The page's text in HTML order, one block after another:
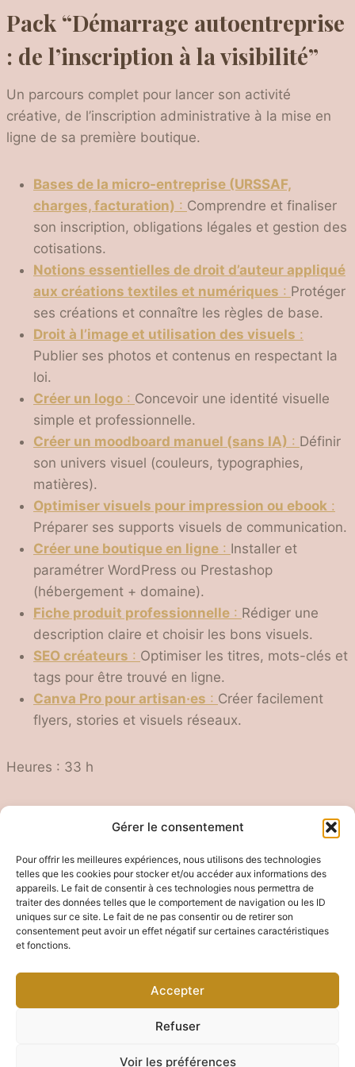
Gérer le consentement
Pour offrir les meilleures expériences, nous utilisons des technologies
telles que les cookies pour stocker et/ou accéder aux informations des
appareils. Le fait de consentir à ces technologies nous permettra de
traiter des données telles que le comportement de navigation ou les ID
uniques sur ce site. Le fait de ne pas consentir ou de retirer son
consentement peut avoir un effet négatif sur certaines caractéristiques
et fonctions.
Accepter
Refuser
Voir les préférences
Pack “Démarrage autoentreprise
: de l’inscription à la visibilité”
Un parcours complet pour lancer son activité
créative, de l’inscription administrative à la mise en
ligne de sa première boutique.
Bases de la micro-entreprise (URSSAF,
charges, facturation) : Comprendre et finaliser
son inscription, obligations légales et gestion des
cotisations.
Notions essentielles de droit d’auteur appliqué
aux créations textiles et numériques : Protéger
ses créations et connaître les règles de base.
Droit à l’image et utilisation des visuels :
Publier ses photos et contenus en respectant la
loi.
Créer un logo : Concevoir une identité visuelle
simple et professionnelle.
Créer un moodboard manuel (sans IA) : Définir
son univers visuel (couleurs, typographies,
matières).
Optimiser visuels pour impression ou ebook :
Préparer ses supports visuels de communication.
Créer une boutique en ligne : Installer et
paramétrer WordPress ou Prestashop
(hébergement + domaine).
Fiche produit professionnelle : Rédiger une
description claire et choisir les bons visuels.
SEO créateurs : Optimiser les titres, mots-clés et
tags pour être trouvé en ligne.
Canva Pro pour artisan·es : Créer facilement
flyers, stories et visuels réseaux.
Heures : 33 h
Mentions légales
Politique de confidentialité
Marjorie Bernadac Robilliard